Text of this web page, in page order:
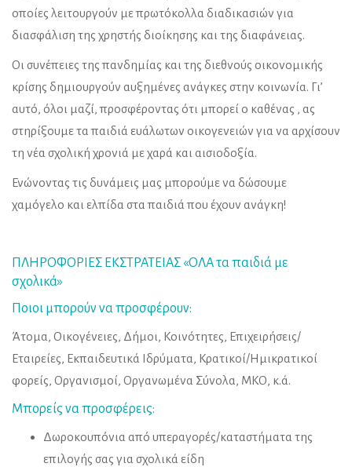
οποίες λειτουργούν με πρωτόκολλα διαδικασιών για
διασφάλιση της χρηστής διοίκησης και της διαφάνειας.
Οι συνέπειες της πανδημίας και της διεθνούς οικονομικής
κρίσης δημιουργούν αυξημένες ανάγκες στην κοινωνία. Γι’
αυτό, όλοι μαζί, προσφέροντας ότι μπορεί ο καθένας , ας
στηρίξουμε τα παιδιά ευάλωτων οικογενειών για να αρχίσουν
τη νέα σχολική χρονιά με χαρά και αισιοδοξία.
Ενώνοντας τις δυνάμεις μας μπορούμε να δώσουμε
χαμόγελο και ελπίδα στα παιδιά που έχουν ανάγκη!
ΠΛΗΡΟΦΟΡΙΕΣ ΕΚΣΤΡΑΤΕΙΑΣ «ΟΛΑ τα παιδιά με
σχολικά»
Ποιοι μπορούν να προσφέρουν:
Άτομα, Οικογένειες, Δήμοι, Κοινότητες, Επιχειρήσεις/
Εταιρείες, Εκπαιδευτικά Ιδρύματα, Κρατικοί/Ημικρατικοί
φορείς, Οργανισμοί, Οργανωμένα Σύνολα, ΜΚΟ, κ.ά.
Μπορείς να προσφέρεις:
Δωροκουπόνια από υπεραγορές/καταστήματα της
επιλογής σας για σχολικά είδη